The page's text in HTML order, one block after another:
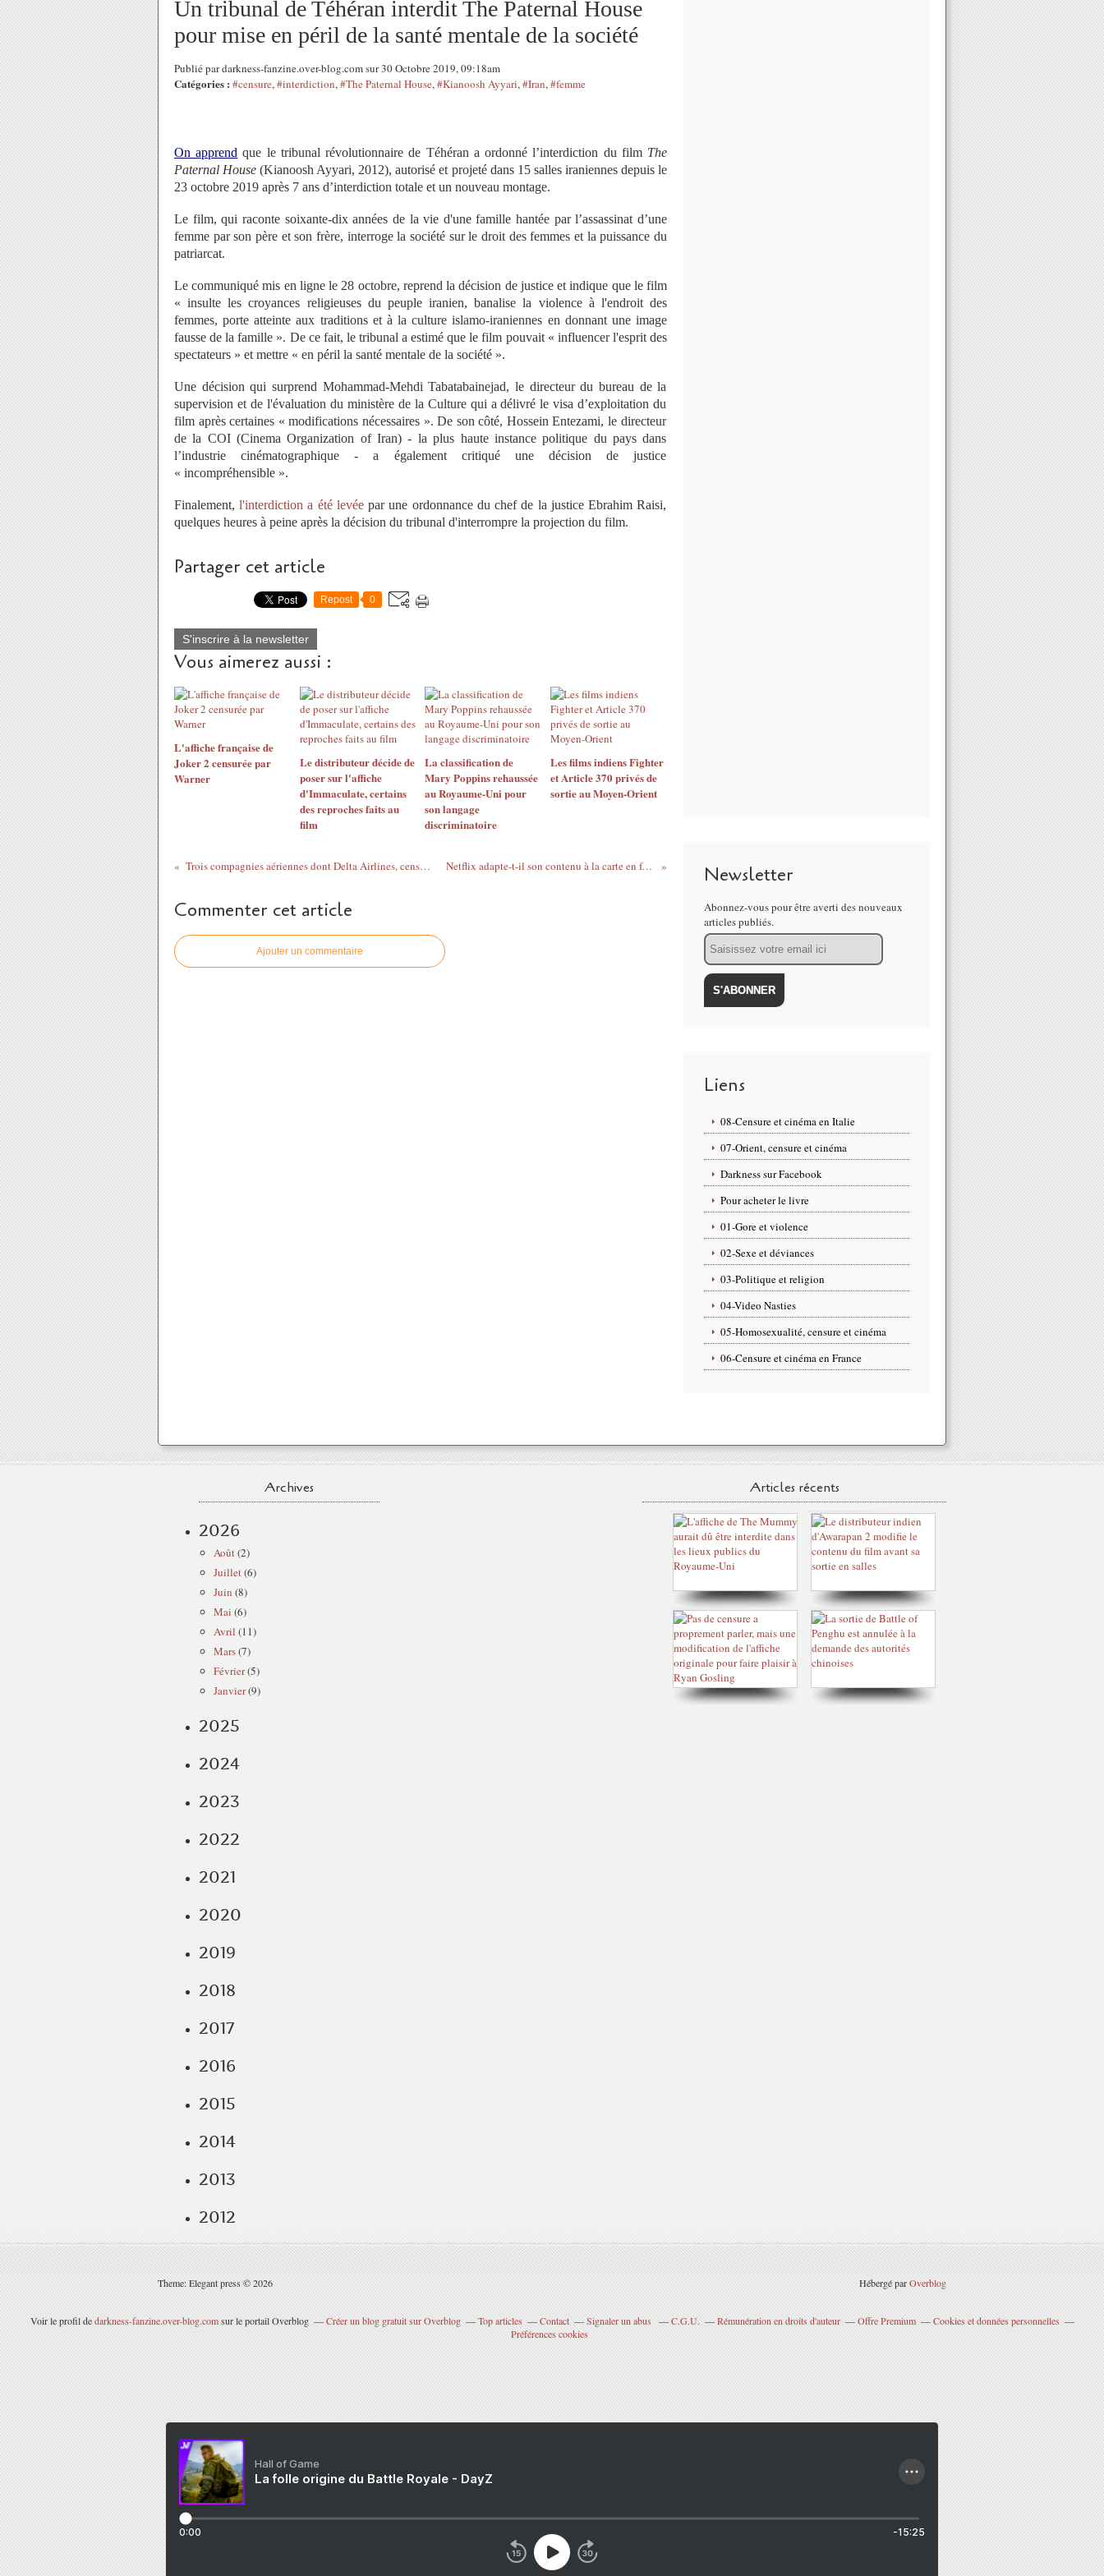
Un tribunal de Téhéran interdit The Paternal House
pour mise en péril de la santé mentale de la société
Publié par darkness-fanzine.over-blog.com sur 30 Octobre 2019, 09:18am
Catégories : #censure,#interdiction,#The Paternal House,#Kianoosh Ayyari,#Iran,#femme
On apprend que le tribunal révolutionnaire de Téhéran aordonné l’interdiction du film The
Paternal House (Kianoosh Ayyari, 2012),autorisé et projetédans 15salles iraniennes depuis le
23 octobre 2019 après 7 ans d’interdiction totale et un nouveau montage.
Le film,qui raconte soixante-dixannées de la vie d'une famillehantée parl’assassinat d’une
femme par son père et son frère, interroge la société sur le droit des femmes et la puissance du
patriarcat.
Le communiqué mis en lignele 28 octobre, reprend la décision de justiceet indique que lefilm
«insulte les croyances religieuses du peuple iranien, banalise la violence à l'endroitdes
femmes, porte atteinte aux traditions et à la culture islamo-iraniennes en donnantune image
fausse de la famille ». De ce fait, le tribunal a estimé que le film pouvait « influencerl'esprit des
spectateurs » et mettre « en péril la santé mentale de la société ».
Une décision qui surprend Mohammad-Mehdi Tabatabainejad, le directeur du bureau de la
supervision et de l'évaluation du ministère de la Culture qui a délivré le visa d’exploitation du
film aprèscertaines « modifications nécessaires ».De son côté, Hossein Entezami, le directeur
de la COI (Cinema Organization of Iran) - la plus haute instance politique du pays dans
l’industrie cinématographique - a également critiqué unedécision de justice
« incompréhensible ».
Finalement,l'interdiction a été levéepar une ordonnance du chef de la justice Ebrahim Raisi,
quelques heures à peine après la décision du tribunal d'interrompre la projection du film.
Partager cet article
Repost 0
S'inscrire à la newsletter
Vous aimerez aussi :
L'affiche française de
Joker 2 censurée par
Warner
Le distributeur décide de
poser sur l'affiche
d'Immaculate, certains
des reproches faits au
film
La classification de
Mary Poppins rehaussée
au Royaume-Uni pour
son langage
discriminatoire
Les films indiens Fighter
et Article 370 privés de
sortie au Moyen-Orient
Trois compagnies aériennes dont Delta Airlines, censurent un baiser lesbien de Booksmart Netflix adapte-t-il son contenu à la carte en fonction des pays de diffusion ?
Commenter cet article
Ajouter un commentaire
Newsletter
Abonnez-vous pour être averti des nouveaux
articles publiés.
Email
Liens
08-Censure et cinéma en Italie
07-Orient, censure et cinéma
Darkness sur Facebook
Pour acheter le livre
01-Gore et violence
02-Sexe et déviances
03-Politique et religion
04-Video Nasties
05-Homosexualité, censure et cinéma
06-Censure et cinéma en France
Archives
2026
Août(2)
Juillet(6)
Juin (8)
Mai (6)
Avril (11)
Mars(7)
Février(5)
Janvier(9)
2025
2024
2023
2022
2021
2020
2019
2018
2017
2016
2015
2014
2013
2012
Articles récents
Theme: Elegant press © 2026 Hébergé parOverblog
Voir le profil dedarkness-fanzine.over-blog.comsur le portail Overblog Créer un blog gratuit sur Overblog Top articles Contact Signaler un abus C.G.U. Rémunération en droits d'auteur Offre Premium
Cookies et données personnelles
Préférences cookies
Hall of Game
La folle origine du Battle Royale - DayZ
0:00 -15:25